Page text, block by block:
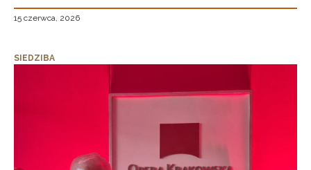
15 czerwca, 2026
SIEDZIBA